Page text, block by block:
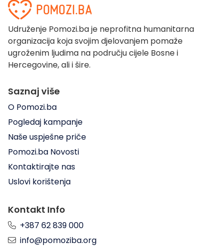
Udruženje Pomozi.ba je neprofitna humanitarna
organizacija koja svojim djelovanjem pomaže
ugroženim ljudima na području cijele Bosne i
Hercegovine, ali i šire.
Saznaj više
O Pomozi.ba
Pogledaj kampanje
Naše uspješne priče
Pomozi.ba Novosti
Kontaktirajte nas
Uslovi korištenja
Kontakt Info
+387 62 839 000
info@pomoziba.org